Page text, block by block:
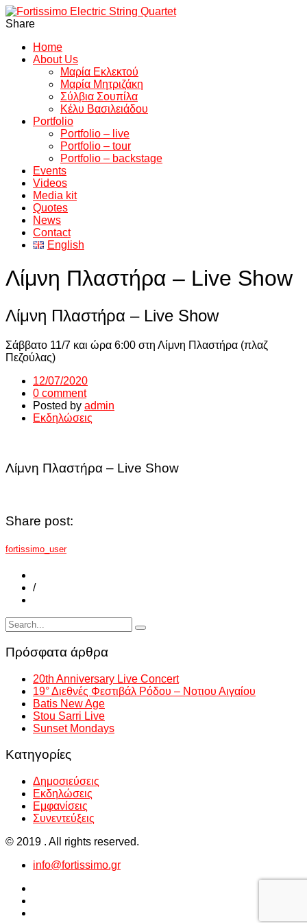
Share
Home
About Us
Μαρία Εκλεκτού
Μαρία Μητριζάκη
Σύλβια Σουπίλα
Κέλυ Βασιλειάδου
Portfolio
Portfolio – live
Portfolio – tour
Portfolio – backstage
Events
Videos
Media kit
Quotes
News
Contact
English
Λίμνη Πλαστήρα – Live Show
Λίμνη Πλαστήρα – Live Show
Σάββατο 11/7 και ώρα 6:00 στη Λίμνη Πλαστήρα (πλαζ
Πεζούλας)
12/07/2020
0 comment
Posted by admin
Εκδηλώσεις
Λίμνη Πλαστήρα – Live Show
Share post:
fortissimo_user
/
Πρόσφατα άρθρα
20th Anniversary Live Concert
19° Διεθνές Φεστιβάλ Ρόδου – Νοτιου Αιγαίου
Batis New Age
Stou Sarri Live
Sunset Mondays
Kατηγορίες
Δημοσιεύσεις
Εκδηλώσεις
Εμφανίσεις
Συνεντεύξεις
© 2019 . All rights reserved.
info@fortissimo.gr